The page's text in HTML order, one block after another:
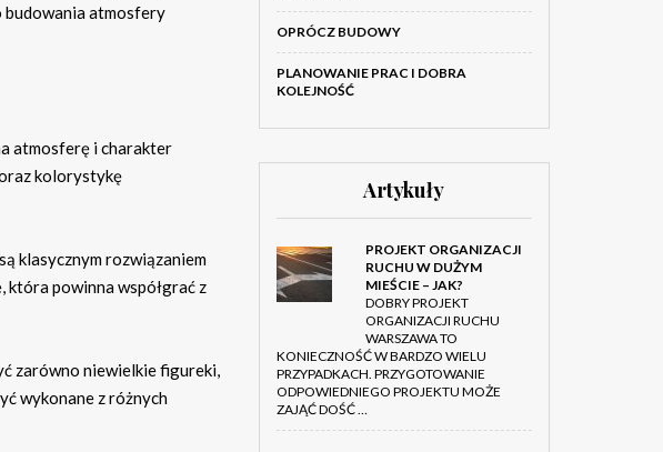
budowania atmosfery
atmosferę i charakter
kolorystykę
klasycznym rozwiązaniem
która powinna współgrać z
zarówno niewielkie figureki,
wykonane z różnych
OPRÓCZ BUDOWY
PLANOWANIE PRAC I DOBRA
KOLEJNOŚĆ
Artykuły
PROJEKT ORGANIZACJI
RUCHU W DUŻYM
MIEŚCIE – JAK?
DOBRY PROJEKT
ORGANIZACJI RUCHU
WARSZAWA TO
KONIECZNOŚĆ W BARDZO WIELU
PRZYPADKACH. PRZYGOTOWANIE
ODPOWIEDNIEGO PROJEKTU MOŻE
ZAJĄĆ DOŚĆ …